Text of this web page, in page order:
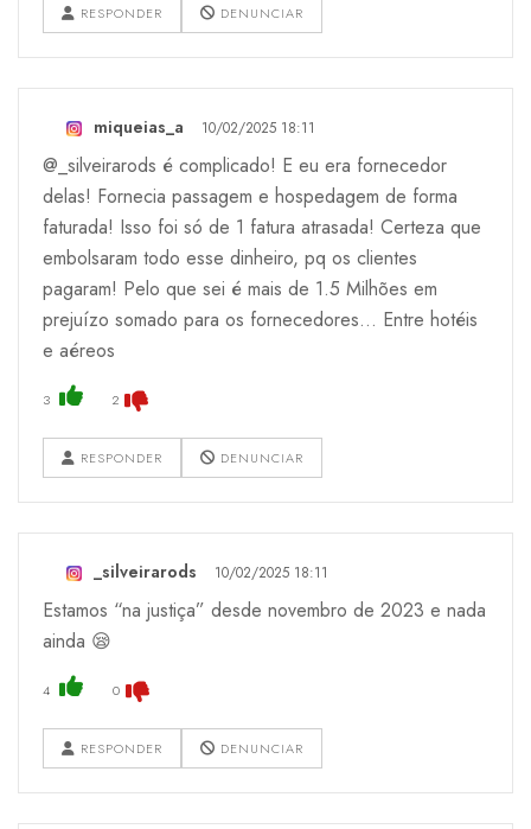
RESPONDER DENUNCIAR
miqueias_a 10/02/2025 18:11
@_silveirarods é complicado! E eu era fornecedor
delas! Fornecia passagem e hospedagem de forma
faturada! Isso foi só de 1 fatura atrasada! Certeza que
embolsaram todo esse dinheiro, pq os clientes
pagaram! Pelo que sei é mais de 1.5 Milhões em
prejuízo somado para os fornecedores… Entre hotéis
e aéreos
3 2
RESPONDER DENUNCIAR
_silveirarods 10/02/2025 18:11
Estamos “na justiça” desde novembro de 2023 e nada
ainda 😪
4 0
RESPONDER DENUNCIAR